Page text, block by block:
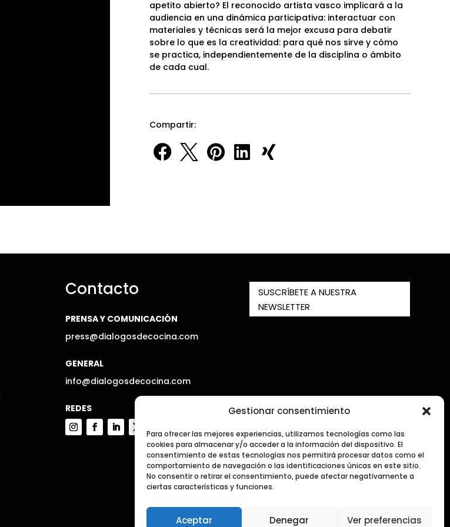
Gestionar consentimiento
Para ofrecer las mejores experiencias, utilizamos tecnologías como las
cookies para almacenar y/o acceder a la información del dispositivo. El
consentimiento de estas tecnologías nos permitirá procesar datos como el
comportamiento de navegación o las identificaciones únicas en este sitio.
No consentir o retirar el consentimiento, puede afectar negativamente a
ciertas características y funciones.
Aceptar Denegar Ver preferencias
apetito abierto? El reconocido artista vasco implicará a la
audiencia en una dinámica participativa: interactuar con
materiales y técnicas será la mejor excusa para debatir
sobre lo que es la creatividad: para qué nos sirve y cómo
se practica, independientemente de la disciplina o ámbito
de cada cual.
Compartir:
    
Contacto
PRENSA Y COMUNICACIÓN
press@dialogosdecocina.com
GENERAL
info@dialogosdecocina.com
REDES
SUSCRÍBETE A NUESTRA
NEWSLETTER